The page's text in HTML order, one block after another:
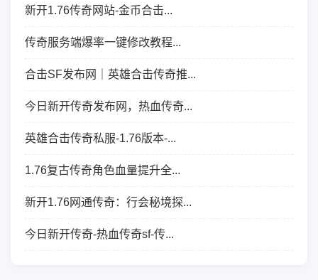
新开1.76传奇网站-金币合击...
传奇服务端爆率一键修改教程...
合击SF发布网｜英雄合击传奇推...
今日新开传奇发布网，热血传奇...
英雄合击传奇私服-1.76版本-...
1.76复古传奇角色血量提升全...
新开1.76网通传奇：行会秘境探...
今日新开传奇-热血传奇sf-传...